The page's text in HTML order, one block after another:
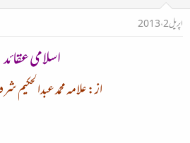
اپریل 2، 2013
اسلامی عقائد
از: علامہ محمد